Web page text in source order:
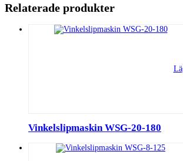
Relaterade produkter
Vinkelslipmaskin WSG-20-180